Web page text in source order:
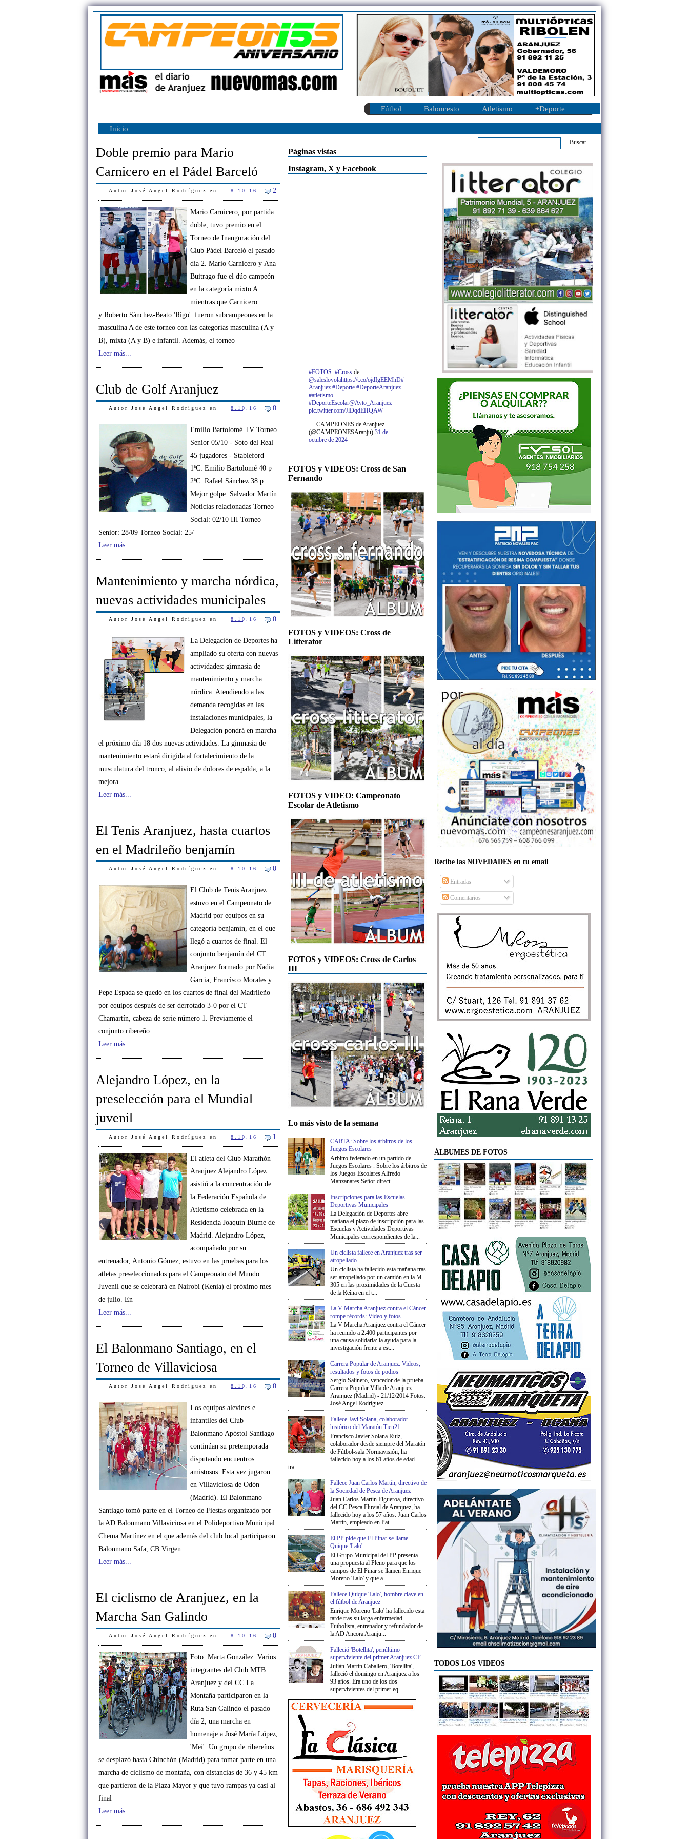
Fútbol Baloncesto Atletismo +Deporte
Inicio
Doble premio para Mario
Carnicero en el Pádel Barceló
Autor José Angel Rodríguez en 8.10.16 2
Mario Carnicero, por partida
doble, tuvo premio en el
Torneo de Inauguración del
Club Pádel Barceló el pasado
día 2. Mario Carnicero y Ana
Buitrago fue el dúo campeón
en la categoría mixto A
mientras que Carnicero
y Roberto Sánchez-Beato 'Rigo' fueron subcampeones en la
masculina A de este torneo con las categorías masculina (A y
B), mixta (A y B) e infantil. Además, el torneo
Leer más...
Club de Golf Aranjuez
Autor José Angel Rodríguez en 8.10.16 0
Emilio Bartolomé. IV Torneo
Senior 05/10 - Soto del Real
45 jugadores - Stableford
1ªC: Emilio Bartolomé 40 p
2ªC: Rafael Sánchez 38 p
Mejor golpe: Salvador Martín
Noticias relacionadas Torneo
Social: 02/10 III Torneo
Senior: 28/09 Torneo Social: 25/
Leer más...
Mantenimiento y marcha nórdica,
nuevas actividades municipales
Autor José Angel Rodríguez en 8.10.16 0
La Delegación de Deportes ha
ampliado su oferta con nuevas
actividades: gimnasia de
mantenimiento y marcha
nórdica. Atendiendo a las
demanda recogidas en las
instalaciones municipales, la
Delegación pondrá en marcha
el próximo día 18 dos nuevas actividades. La gimnasia de
mantenimiento estará dirigida al fortalecimiento de la
musculatura del tronco, al alivio de dolores de espalda, a la
mejora
Leer más...
El Tenis Aranjuez, hasta cuartos
en el Madrileño benjamín
Autor José Angel Rodríguez en 8.10.16 0
El Club de Tenis Aranjuez
estuvo en el Campeonato de
Madrid por equipos en su
categoría benjamín, en el que
llegó a cuartos de final. El
conjunto benjamín del CT
Aranjuez formado por Nadia
García, Francisco Morales y
Pepe Espada se quedó en los cuartos de final del Madrileño
por equipos después de ser derrotado 3-0 por el CT
Chamartín, cabeza de serie número 1. Previamente el
conjunto ribereño
Leer más...
Alejandro López, en la
preselección para el Mundial
juvenil
Autor José Angel Rodríguez en 8.10.16 1
El atleta del Club Marathón
Aranjuez Alejandro López
asistió a la concentración de
la Federación Española de
Atletismo celebrada en la
Residencia Joaquín Blume de
Madrid. Alejandro López,
acompañado por su
entrenador, Antonio Gómez, estuvo en las pruebas para los
atletas preseleccionados para el Campeonato del Mundo
Juvenil que se celebrará en Nairobi (Kenia) el próximo mes
de julio. En
Leer más...
El Balonmano Santiago, en el
Torneo de Villaviciosa
Autor José Angel Rodríguez en 8.10.16 0
Los equipos alevines e
infantiles del Club
Balonmano Apóstol Santiago
continúan su pretemporada
disputando encuentros
amistosos. Esta vez jugaron
en Villaviciosa de Odón
(Madrid). El Balonmano
Santiago tomó parte en el Torneo de Fiestas organizado por
la AD Balonmano Villaviciosa en el Polideportivo Municipal
Chema Martínez en el que además del club local participaron
Balonmano Safa, CB Virgen
Leer más...
El ciclismo de Aranjuez, en la
Marcha San Galindo
Autor José Angel Rodríguez en 8.10.16 0
Foto: Marta González. Varios
integrantes del Club MTB
Aranjuez y del CC La
Montaña participaron en la
Ruta San Galindo el pasado
día 2, una marcha en
homenaje a José María López,
'Mei'. Un grupo de ribereños
se desplazó hasta Chinchón (Madrid) para tomar parte en una
marcha de ciclismo de montaña, con distancias de 36 y 45 km
que partieron de la Plaza Mayor y que tuvo rampas ya casi al
final
Leer más...
Páginas vistas
Instagram, X y Facebook
#FOTOS: #Cross de
@salesloyolahttps://t.co/ojdIgEEMhD#
Aranjuez #Deporte #DeporteAranjuez
#atletismo
#DeporteEscolar@Ayto_Aranjuez
pic.twitter.com/JlDqdEHQAW
— CAMPEONES de Aranjuez
(@CAMPEONESAranju) 31 de
octubre de 2024
FOTOS y VIDEOS: Cross de San
Fernando
FOTOS y VIDEOS: Cross de
Litterator
FOTOS y VIDEO: Campeonato
Escolar de Atletismo
FOTOS y VIDEOS: Cross de Carlos
III
Lo más visto de la semana
CARTA: Sobre los árbitros de los
Juegos Escolares
Arbitro federado en un partido de
Juegos Escolares . Sobre los árbitros de
los Juegos Escolares Alfredo
Manzanares Señor direct...
Inscripciones para las Escuelas
Deportivas Municipales
La Delegación de Deportes abre
mañana el plazo de inscripción para las
Escuelas y Actividades Deportivas
Municipales correspondientes de la...
Un ciclista fallece en Aranjuez tras ser
atropellado
Un ciclista ha fallecido esta mañana tras
ser atropellado por un camión en la M-
305 en las proximidades de la Cuesta
de la Reina en el t...
La V Marcha Aranjuez contra el Cáncer
rompe récords: Video y fotos
La V Marcha Aranjuez contra el Cáncer
ha reunido a 2.400 participantes por
una causa solidaria: la ayuda para la
investigación frente a est...
Carrera Popular de Aranjuez: Videos,
resultados y fotos de podios
Sergio Salinero, vencedor de la prueba.
Carrera Popular Villa de Aranjuez
Aranjuez (Madrid) - 21/12/2014 Fotos:
José Angel Rodríguez ...
Fallece Javi Solana, colaborador
histórico del Maratón Tien21
Francisco Javier Solana Ruiz,
colaborador desde siempre del Maratón
de Fútbol-sala Normavisión, ha
fallecido hoy a los 61 años de edad
tra...
Fallece Juan Carlos Martín, directivo de
la Sociedad de Pesca de Aranjuez
Juan Carlos Martín Figueroa, directivo
del CC Pesca Fluvial de Aranjuez, ha
fallecido hoy a los 57 años. Juan Carlos
Martín, empleado en Pat...
El PP pide que El Pinar se llame
Quique 'Lalo'
El Grupo Municipal del PP presenta
una propuesta al Pleno para que los
campos de El Pinar se llamen Enrique
Moreno 'Lalo' y que a ...
Fallece Quique 'Lalo', hombre clave en
el fútbol de Aranjuez
Enrique Moreno 'Lalo' ha fallecido esta
tarde tras su larga enfermedad.
Futbolista, entrenador y refundador de
la AD Ancora Aranju...
Falleció 'Botellita', penúltimo
superviviente del primer Aranjuez CF
Julián Martín Caballero, 'Botellita',
falleció el domingo en Aranjuez a los
93 años. Era uno de los dos
supervivientes del primer eq...
Recibe las NOVEDADES en tu email
Entradas
Comentarios
ÁLBUMES DE FOTOS
TODOS LOS VIDEOS